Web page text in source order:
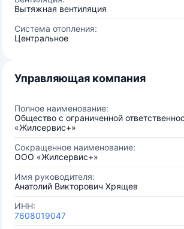
Вытяжная вентиляция
Система отопления:
Центральное
Управляющая компания
Полное наименование:
Общество с ограниченной
«Жилсервис+»
Сокращенное наименование:
ООО «Жилсервис+»
Имя руководителя:
Анатолий Викторович Хрящев
ИНН:
7608019047